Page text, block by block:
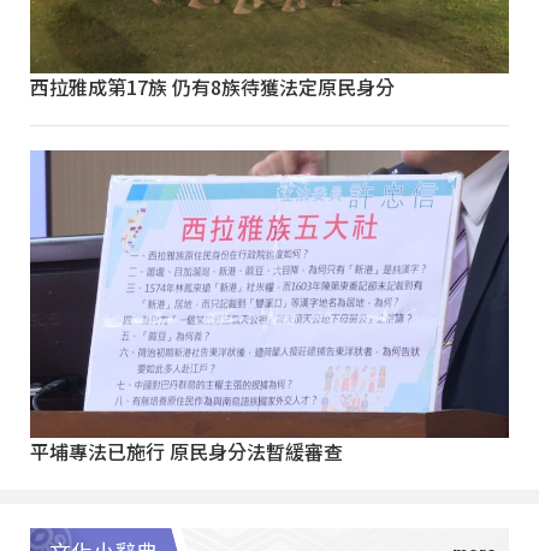
西拉雅成第17族 仍有8族待獲法定原民身分
平埔專法已施行 原民身分法暫緩審查